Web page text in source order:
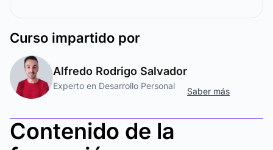
Curso impartido por
Alfredo Rodrigo Salvador
Experto en Desarrollo Personal
Saber más
Contenido de la